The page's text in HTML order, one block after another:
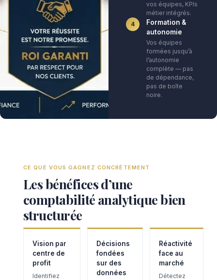
vos équipes, KPIs
métier intégrés.
4
Formation &
autonomie
Vos équipes
formées jusqu’à
l’autonomie
complète — pas
de dépendance,
pas de boîte
noire.
CE QUE VOUS GAGNEZ CONCRÈTEMENT
Les bénéfices d’une
comptabilité analytique bien
structurée
Vision par
centre de
profit
Identifiez
Décisions
fondées
sur des
données
Réactivité
face au
marché
Détectez